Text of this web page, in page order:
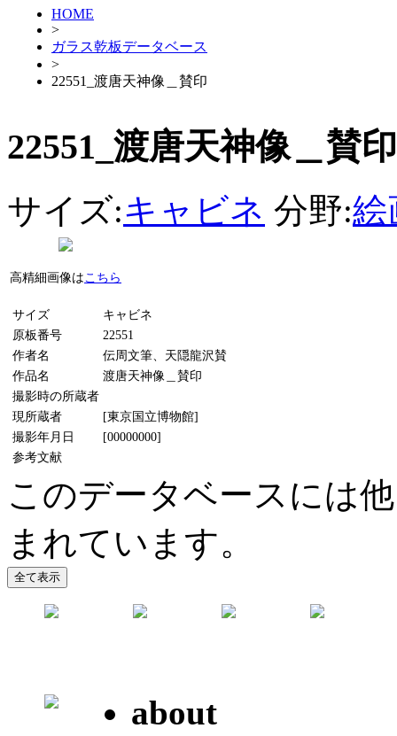
HOME
>
ガラス乾板データベース
>
22551_渡唐天神像＿賛印
22551_渡唐天神像＿賛印
サイズ:キャビネ 分野:絵
高精細画像はこちら
サイズ
キャビネ
原板番号
22551
作者名
伝周文筆、天隠龍沢賛
作品名
渡唐天神像＿賛印
撮影時の所蔵者
現所蔵者
[東京国立博物館]
撮影年月日
[00000000]
参考文献
このデータベースには
まれています。
about